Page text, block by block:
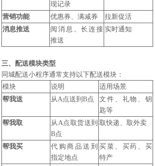
现记录
营销功能 优惠券、满减券
拉新促活
消息推送
阅消息、长连接
推送
实时通知
三、配送模块类型
同城配送小程序通常支持以下配送模块：
模块
说明
适用场景
帮我送
从A点送到B点
文件、礼物、钥
匙等
帮我取
从A点取货送到
B点
取快递、取外卖
帮我买
代购商品送到
指定地点
买菜、买药、买
特产